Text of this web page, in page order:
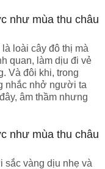
loài cây đô thị mà
quan, làm dịu đi vẻ
Và đôi khi, trong
nhắc nhở người ta
âm thầm nhưng
sắc vàng dịu nhẹ và